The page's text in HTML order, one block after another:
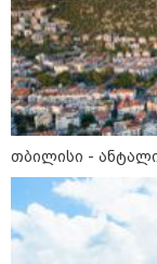
სამართალი
თბილისი -